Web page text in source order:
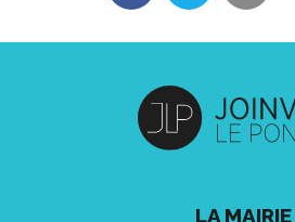
LA MAIRIE